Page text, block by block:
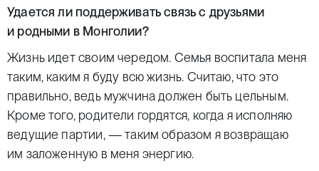
Удается ли поддерживать связь с друзьями
и родными в Монголии?
Жизнь идет своим чередом. Семья воспитала меня
таким, каким я буду всю жизнь. Считаю, что это
правильно, ведь мужчина должен быть цельным.
Кроме того, родители гордятся, когда я исполняю
ведущие партии, — таким образом я возвращаю
им заложенную в меня энергию.